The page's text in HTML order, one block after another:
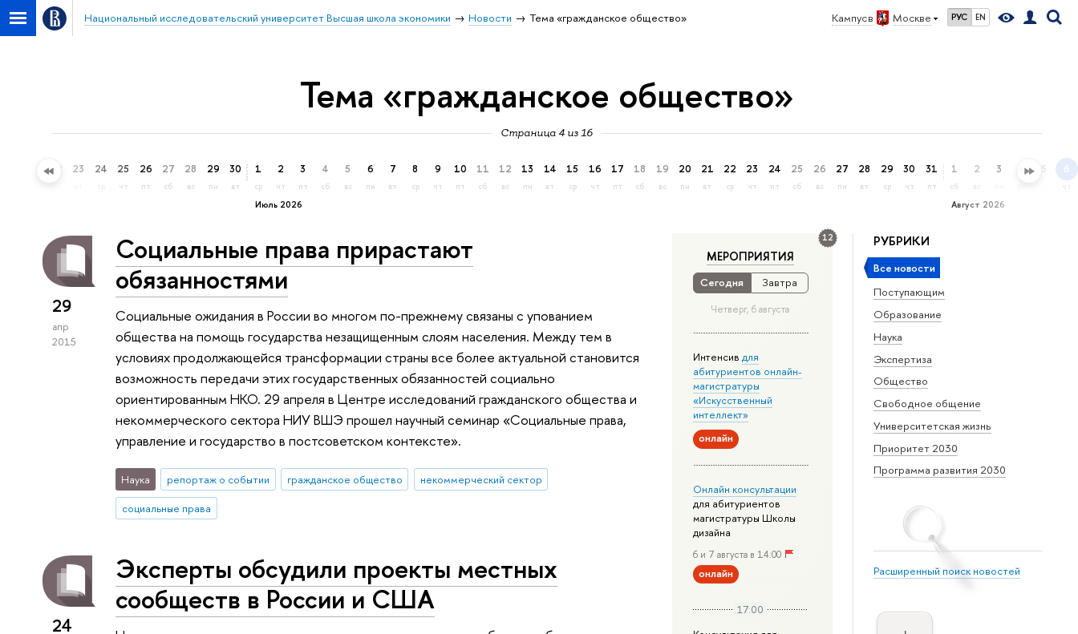
Кампус в Москве РУС EN
Национальный исследовательский университет Высшая школа экономики Новости Тема «гражданское общество»
Тема «гражданское общество»
Страница 4 из 16
22 23 24 25
чт
26
пт
27
сб
28
вс
29
пн
30
вт
Июль 2026
1
ср
2
чт
3
пт
4
сб
5
вс
6
пн
7
вт
8
ср
9
чт
10
пт
11
сб
12
вс
13
пн
14
вт
15
ср
16
чт
17
пт
18
сб
19
вс
20
пн
21
вт
22
ср
23
чт
24
пт
25
сб
26
вс
27
пн
28
вт
29
ср
30
чт
31
пт
Август 2026
1
сб
2 3 4 5 6
чт
РУБРИКИ
Все новости
Поступающим
Образование
Наука
Экспертиза
Общество
Свободное общение
Университетская жизнь
Приоритет 2030
Программа развития 2030
Расширенный поиск новостей
12
МЕРОПРИЯТИЯ
Сегодня Завтра
Четверг, 6 августа
Интенсив для
абитуриентов онлайн-
магистратуры
«Искусственный
интеллект»
онлайн
Онлайн консультации
для абитуриентов
магистратуры Школы
дизайна
6 и 7 августа в 14:00
онлайн
17:00
29
апр
2015
Социальные права прирастают
обязанностями
Социальные ожидания в России во многом по-прежнему связаны с упованием
общества на помощь государства незащищенным слоям населения. Между тем в
условиях продолжающейся трансформации страны все более актуальной становится
возможность передачи этих государственных обязанностей социально
ориентированным НКО. 29 апреля в Центре исследований гражданского общества и
некоммерческого сектора НИУ ВШЭ прошел научный семинар «Социальные права,
управление и государство в постсоветском контексте».
Наука репортаж о событии гражданское общество
некоммерческий сектор
социальные права
24
Эксперты обсудили проекты местных
сообществ в России и США